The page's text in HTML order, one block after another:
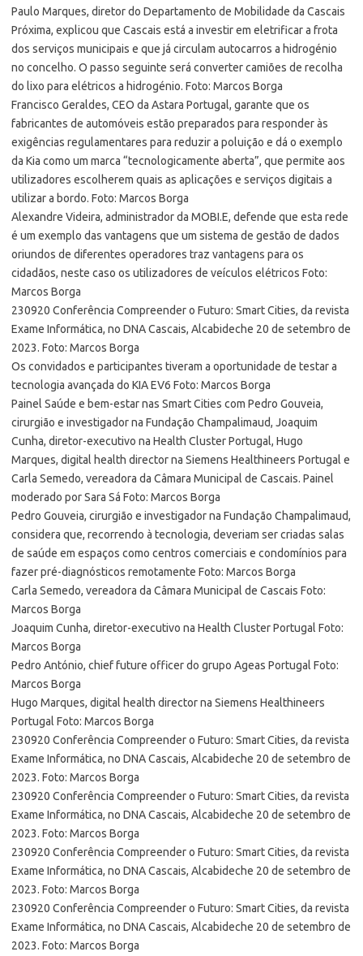
Paulo Marques, diretor do Departamento de Mobilidade da Cascais
Próxima, explicou que Cascais está a investir em eletrificar a frota
dos serviços municipais e que já circulam autocarros a hidrogénio
no concelho. O passo seguinte será converter camiões de recolha
do lixo para elétricos a hidrogénio. Foto: Marcos Borga
Francisco Geraldes, CEO da Astara Portugal, garante que os
fabricantes de automóveis estão preparados para responder às
exigências regulamentares para reduzir a poluição e dá o exemplo
da Kia como um marca “tecnologicamente aberta”, que permite aos
utilizadores escolherem quais as aplicações e serviços digitais a
utilizar a bordo. Foto: Marcos Borga
Alexandre Videira, administrador da MOBI.E, defende que esta rede
é um exemplo das vantagens que um sistema de gestão de dados
oriundos de diferentes operadores traz vantagens para os
cidadãos, neste caso os utilizadores de veículos elétricos Foto:
Marcos Borga
230920 Conferência Compreender o Futuro: Smart Cities, da revista
Exame Informática, no DNA Cascais, Alcabideche 20 de setembro de
2023. Foto: Marcos Borga
Os convidados e participantes tiveram a oportunidade de testar a
tecnologia avançada do KIA EV6 Foto: Marcos Borga
Painel Saúde e bem-estar nas Smart Cities com Pedro Gouveia,
cirurgião e investigador na Fundação Champalimaud, Joaquim
Cunha, diretor-executivo na Health Cluster Portugal, Hugo
Marques, digital health director na Siemens Healthineers Portugal e
Carla Semedo, vereadora da Câmara Municipal de Cascais. Painel
moderado por Sara Sá Foto: Marcos Borga
Pedro Gouveia, cirurgião e investigador na Fundação Champalimaud,
considera que, recorrendo à tecnologia, deveriam ser criadas salas
de saúde em espaços como centros comerciais e condomínios para
fazer pré-diagnósticos remotamente Foto: Marcos Borga
Carla Semedo, vereadora da Câmara Municipal de Cascais Foto:
Marcos Borga
Joaquim Cunha, diretor-executivo na Health Cluster Portugal Foto:
Marcos Borga
Pedro António, chief future officer do grupo Ageas Portugal Foto:
Marcos Borga
Hugo Marques, digital health director na Siemens Healthineers
Portugal Foto: Marcos Borga
230920 Conferência Compreender o Futuro: Smart Cities, da revista
Exame Informática, no DNA Cascais, Alcabideche 20 de setembro de
2023. Foto: Marcos Borga
230920 Conferência Compreender o Futuro: Smart Cities, da revista
Exame Informática, no DNA Cascais, Alcabideche 20 de setembro de
2023. Foto: Marcos Borga
230920 Conferência Compreender o Futuro: Smart Cities, da revista
Exame Informática, no DNA Cascais, Alcabideche 20 de setembro de
2023. Foto: Marcos Borga
230920 Conferência Compreender o Futuro: Smart Cities, da revista
Exame Informática, no DNA Cascais, Alcabideche 20 de setembro de
2023. Foto: Marcos Borga